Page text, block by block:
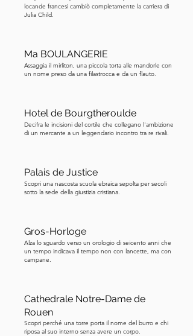
allegoriche: ogni giorno è
lunedì, Marte per martedì, Mercurio
per mercoledì, e così via). Ovviamente,
tutto questo era per impressionare –
per indicare il tempo, ma questo segna
anche i cieli e sfoggia la mitologia per
te! Ora passa sotto l'arco e guarda in
persone tralasciano questa parte.
Direttamente sotto l'orologio, vedrai
rilievi in pietra scolpiti. Al centro c'è un
circondato da pecore. Una pecora sta
vicino alla sua mano. Questa scena
rappresenta il Buon Pastore, un
trova la torre del campanile, che ospita
sia l'orologio che le campane della
città. Una di queste campane suonava
locande francesi cambiò completamente la carriera di
Julia Child.
Ma BOULANGERIE
Assaggia il mirliton, una piccola torta alle mandorle con
un nome preso da una filastrocca e da un flauto.
Hotel de Bourgtheroulde
Decifra le incisioni del cortile che collegano l'ambizione
di un mercante a un leggendario incontro tra re rivali.
Palais de Justice
Scopri una nascosta scuola ebraica sepolta per secoli
sotto la sede della giustizia cristiana.
Gros-Horloge
Alza lo sguardo verso un orologio di seicento anni che
un tempo indicava il tempo non con lancette, ma con
campane.
Cathedrale Notre-Dame de
Rouen
Scopri perché una torre porta il nome del burro e chi
riposa al suo interno senza avere un corpo.